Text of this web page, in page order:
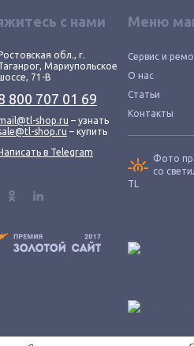
с нами
Ростовская обл., г.
Мариупольское
71-В
800 707 01 69
shop.ru – узнать
shop.ru – купить
Написать в Telegram
Меню
Сервис и
О нас
Статьи
Контакты
Фото
со
TL